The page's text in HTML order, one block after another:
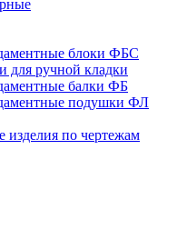
блоки ФБС
для ручной кладки
балки ФБ
подушки ФЛ
изделия по чертежам